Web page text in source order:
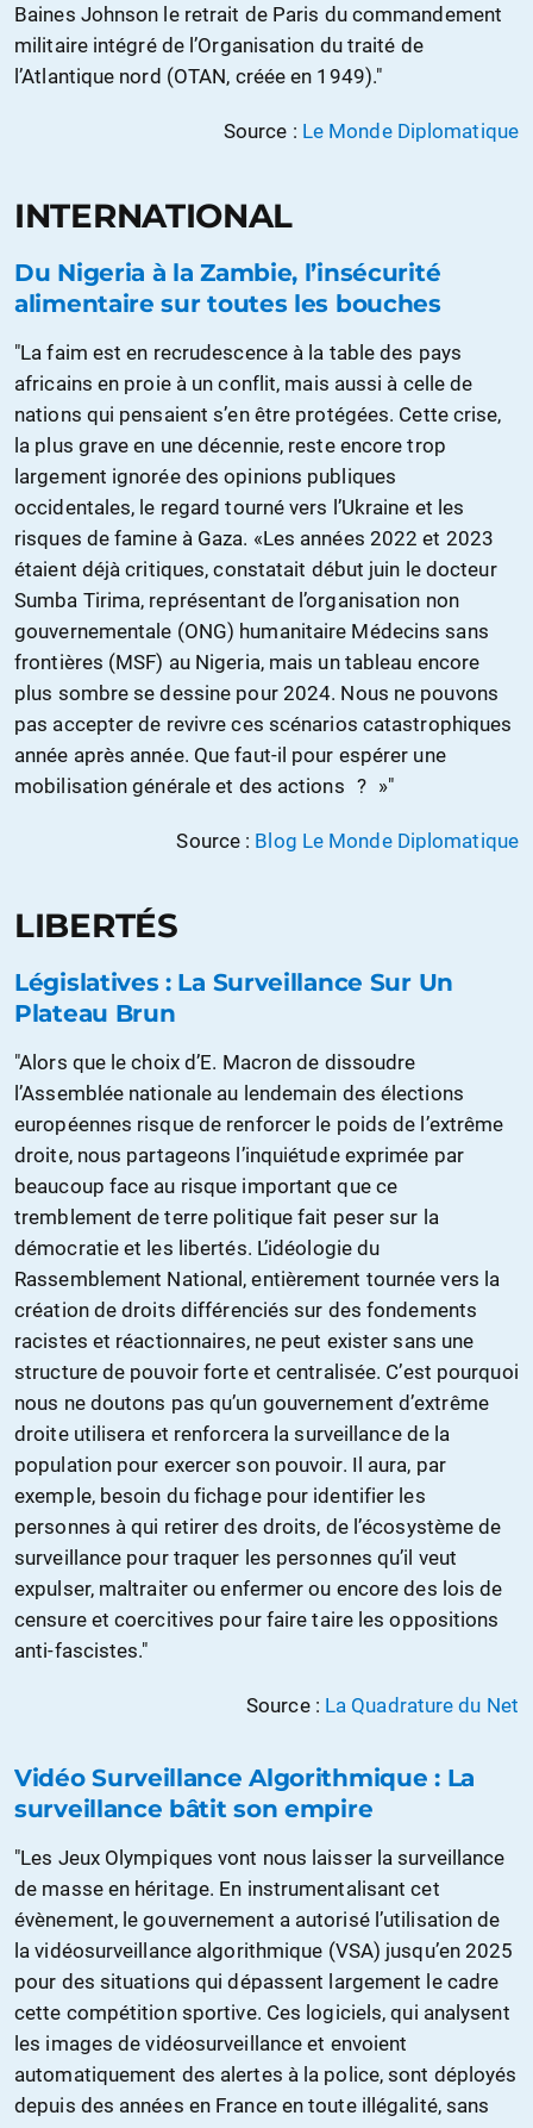
Baines Johnson le retrait de Paris du commandement
militaire intégré de l’Organisation du traité de
l’Atlantique nord (OTAN, créée en 1949)."
Source : Le Monde Diplomatique
INTERNATIONAL
Du Nigeria à la Zambie, l’insécurité
alimentaire sur toutes les bouches
"La faim est en recrudescence à la table des pays
africains en proie à un conflit, mais aussi à celle de
nations qui pensaient s’en être protégées. Cette crise,
la plus grave en une décennie, reste encore trop
largement ignorée des opinions publiques
occidentales, le regard tourné vers l’Ukraine et les
risques de famine à Gaza. «Les années 2022 et 2023
étaient déjà critiques, constatait début juin le docteur
Sumba Tirima, représentant de l’organisation non
gouvernementale (ONG) humanitaire Médecins sans
frontières (MSF) au Nigeria, mais un tableau encore
plus sombre se dessine pour 2024. Nous ne pouvons
pas accepter de revivre ces scénarios catastrophiques
année après année. Que faut-il pour espérer une
mobilisation générale et des actions ? »"
Source : Blog Le Monde Diplomatique
LIBERTÉS
Législatives : La Surveillance Sur Un
Plateau Brun
"Alors que le choix d’E. Macron de dissoudre
l’Assemblée nationale au lendemain des élections
européennes risque de renforcer le poids de l’extrême
droite, nous partageons l’inquiétude exprimée par
beaucoup face au risque important que ce
tremblement de terre politique fait peser sur la
démocratie et les libertés. L’idéologie du
Rassemblement National, entièrement tournée vers la
création de droits différenciés sur des fondements
racistes et réactionnaires, ne peut exister sans une
structure de pouvoir forte et centralisée. C’est pourquoi
nous ne doutons pas qu’un gouvernement d’extrême
droite utilisera et renforcera la surveillance de la
population pour exercer son pouvoir. Il aura, par
exemple, besoin du fichage pour identifier les
personnes à qui retirer des droits, de l’écosystème de
surveillance pour traquer les personnes qu’il veut
expulser, maltraiter ou enfermer ou encore des lois de
censure et coercitives pour faire taire les oppositions
anti-fascistes."
Source : La Quadrature du Net
Vidéo Surveillance Algorithmique : La
surveillance bâtit son empire
"Les Jeux Olympiques vont nous laisser la surveillance
de masse en héritage. En instrumentalisant cet
évènement, le gouvernement a autorisé l’utilisation de
la vidéosurveillance algorithmique (VSA) jusqu’en 2025
pour des situations qui dépassent largement le cadre
cette compétition sportive. Ces logiciels, qui analysent
les images de vidéosurveillance et envoient
automatiquement des alertes à la police, sont déployés
depuis des années en France en toute illégalité, sans